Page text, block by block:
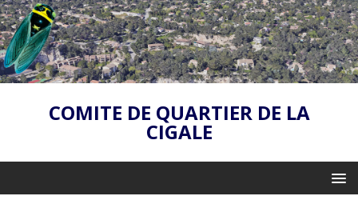
COMITE DE QUARTIER DE LA
CIGALE